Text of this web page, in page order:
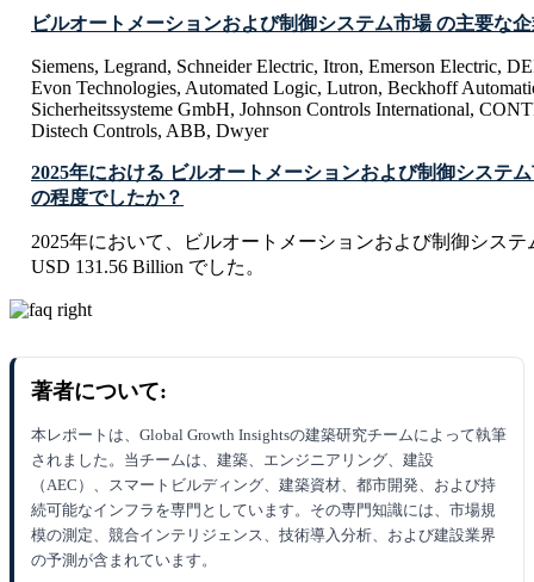
ビルオートメーションおよび制御システム市場 の主要な
Siemens, Legrand, Schneider Electric, Itron, Emerson Electric,
Evon Technologies, Automated Logic, Lutron, Beckhoff
Sicherheitssysteme GmbH, Johnson Controls International,
Distech Controls, ABB, Dwyer
2025年における ビルオートメーションおよび制御システ
の程度でしたか？
2025年において、ビルオートメーションおよび制御シス
USD 131.56 Billion でした。
著者について:
本レポートは、Global Growth Insightsの建築研究チームによって執筆
されました。当チームは、建築、エンジニアリング、建設
（AEC）、スマートビルディング、建築資材、都市開発、および持
続可能なインフラを専門としています。その専門知識には、市場規
模の測定、競合インテリジェンス、技術導入分析、および建設業界
の予測が含まれています。